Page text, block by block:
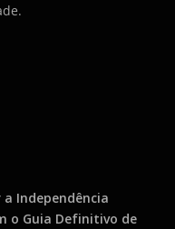
Independência
o Guia Definitivo de